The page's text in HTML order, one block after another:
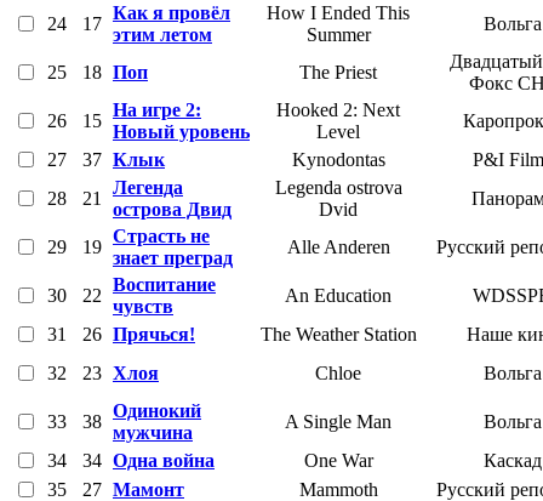
24
17
Как я провёл
этим летом
How I Ended This
Summer
Вольга
25 18 Поп The Priest
Фокс
26
15
На игре 2:
Новый уровень
Hooked 2: Next
Level
27
37 Клык Kynodontas
P&I
28
21
Легенда
острова Двид
Legenda ostrova
Dvid
29 19
Страсть не
знает преград
Alle Anderen Русский
30 22
Воспитание
чувств
An Education
31
26 Прячься! The Weather Station
Наше
32
23 Хлоя Chloe Вольга
33 38
Одинокий
мужчина
A Single Man
Вольга
34
34 Одна война One War
Каскад
35
27 Мамонт Mammoth
Русский